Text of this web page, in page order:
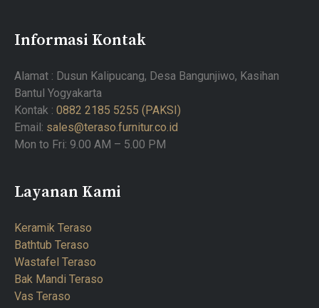
Informasi Kontak
Alamat : Dusun Kalipucang, Desa Bangunjiwo, Kasihan
Bantul Yogyakarta
Kontak : 0882 2185 5255 (PAKSI)
Email: sales@teraso.furnitur.co.id
Mon to Fri: 9.00 AM – 5.00 PM
Layanan Kami
Keramik Teraso
Bathtub Teraso
Wastafel Teraso
Bak Mandi Teraso
Vas Teraso